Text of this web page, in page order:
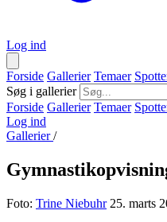
Log ind
Forside Gallerier Temaer
Søg i gallerier
Forside Gallerier Temaer
Log ind
Gallerier/
Foto: Trine Niebuhr 25. marts